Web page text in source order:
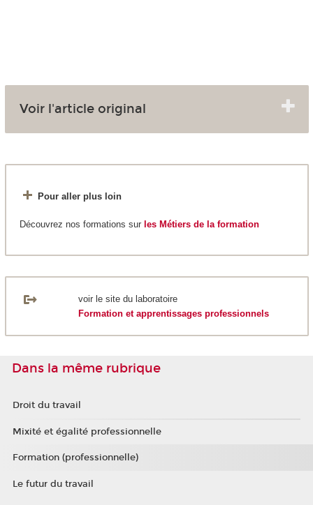
Voir l'article original
Pour aller plus loin
Découvrez nos formations sur les Métiers de la formation
voir le site du laboratoire
Formation et apprentissages professionnels
Dans la même rubrique
Droit du travail
Mixité et égalité professionnelle
Formation (professionnelle)
Le futur du travail